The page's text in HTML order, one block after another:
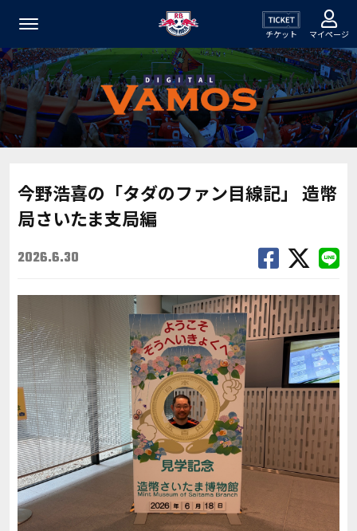
チケット マイページ
今野浩喜の「タダのファン目線記」 造幣
局さいたま支局編
2026.6.30